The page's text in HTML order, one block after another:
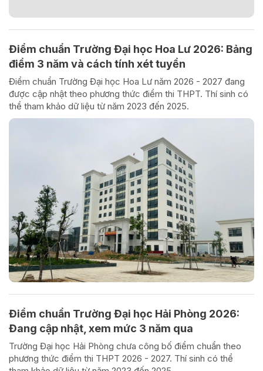
Điểm chuẩn Trường Đại học Hoa Lư 2026: Bảng
điểm 3 năm và cách tính xét tuyển
Điểm chuẩn Trường Đại học Hoa Lư năm 2026 - 2027 đang
được cập nhật theo phương thức điểm thi THPT. Thí sinh có
thể tham khảo dữ liệu từ năm 2023 đến 2025.
Điểm chuẩn Trường Đại học Hải Phòng 2026:
Đang cập nhật, xem mức 3 năm qua
Trường Đại học Hải Phòng chưa công bố điểm chuẩn theo
phương thức điểm thi THPT 2026 - 2027. Thí sinh có thể